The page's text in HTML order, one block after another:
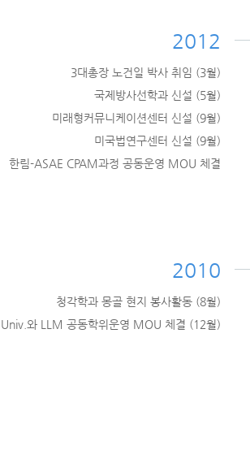
2012
3대총장 노건일 박사 취임 (3월)
국제방사선학과 신설 (5월)
미래형커뮤니케이션센터 신설 (9월)
미국법연구센터 신설 (9월)
한림-ASAE CPAM과정 공동운영 MOU 체결
2010
청각학과 몽골 현지 봉사활동 (8월)
와 LLM 공동학위운영 MOU 체결 (12월)